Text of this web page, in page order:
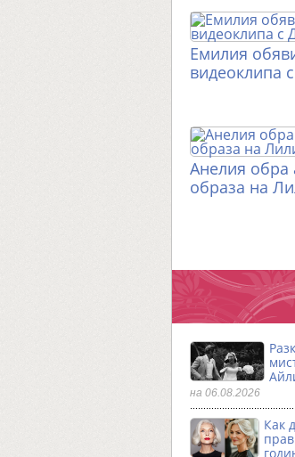
Емилия
видеоклипа
Анелия обра
образа на
на 06.08.2026
Как